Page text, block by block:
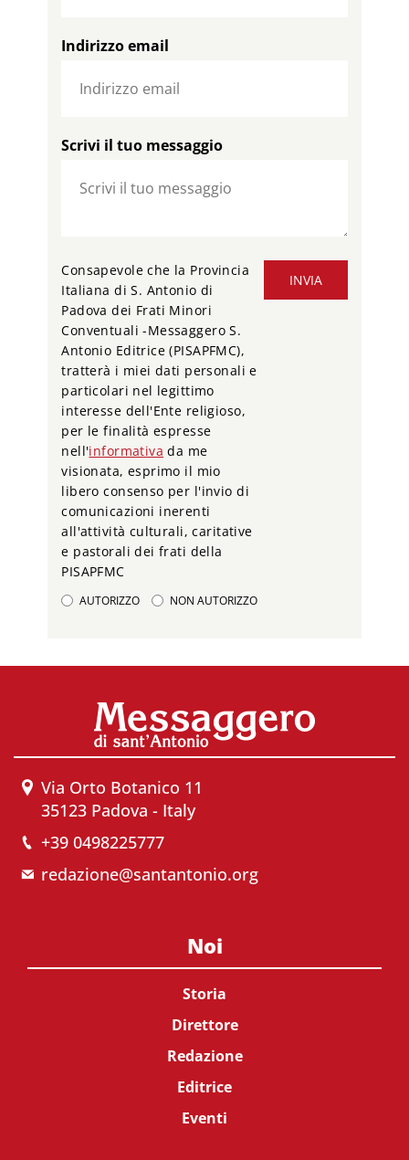
Indirizzo email
Scrivi il tuo messaggio
INVIA
Consapevole che la Provincia
Italiana di S. Antonio di
Padova dei Frati Minori
Conventuali -Messaggero S.
Antonio Editrice (PISAPFMC),
tratterà i miei dati personali e
particolari nel legittimo
interesse dell'Ente religioso,
per le finalità espresse
nell'informativa da me
visionata, esprimo il mio
libero consenso per l'invio di
comunicazioni inerenti
all'attività culturali, caritative
e pastorali dei frati della
PISAPFMC
AUTORIZZO NON AUTORIZZO
Via Orto Botanico 11
35123 Padova - Italy
+39 0498225777
redazione@santantonio.org
Noi
Storia
Direttore
Redazione
Editrice
Eventi